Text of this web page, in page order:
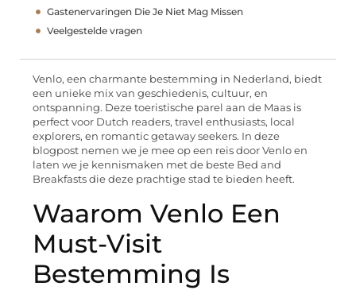
Gastenervaringen Die Je Niet Mag Missen
Veelgestelde vragen
Venlo, een charmante bestemming in Nederland, biedt
een unieke mix van geschiedenis, cultuur, en
ontspanning. Deze toeristische parel aan de Maas is
perfect voor Dutch readers, travel enthusiasts, local
explorers, en romantic getaway seekers. In deze
blogpost nemen we je mee op een reis door Venlo en
laten we je kennismaken met de beste Bed and
Breakfasts die deze prachtige stad te bieden heeft.
Waarom Venlo Een
Must-Visit
Bestemming Is